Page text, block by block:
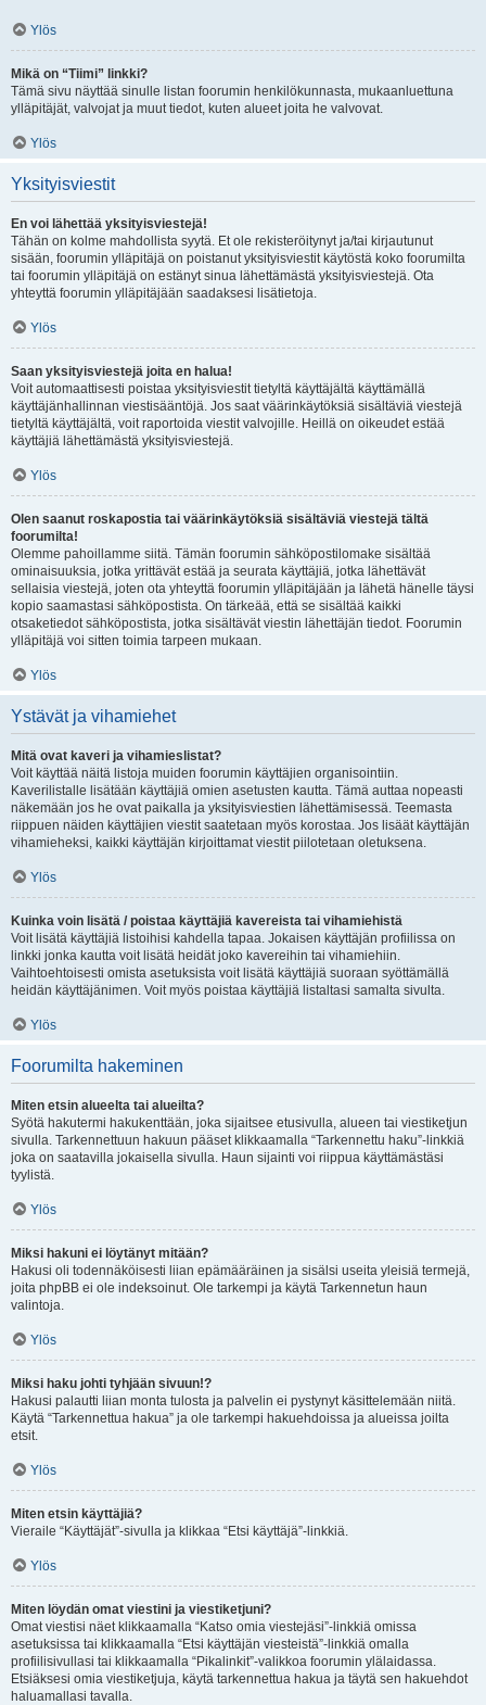
Ylös
Mikä on “Tiimi” linkki?
Tämä sivu näyttää sinulle listan foorumin henkilökunnasta, mukaanluettuna
ylläpitäjät, valvojat ja muut tiedot, kuten alueet joita he valvovat.
Ylös
Yksityisviestit
En voi lähettää yksityisviestejä!
Tähän on kolme mahdollista syytä. Et ole rekisteröitynyt ja/tai kirjautunut
sisään, foorumin ylläpitäjä on poistanut yksityisviestit käytöstä koko foorumilta
tai foorumin ylläpitäjä on estänyt sinua lähettämästä yksityisviestejä. Ota
yhteyttä foorumin ylläpitäjään saadaksesi lisätietoja.
Ylös
Saan yksityisviestejä joita en halua!
Voit automaattisesti poistaa yksityisviestit tietyltä käyttäjältä käyttämällä
käyttäjänhallinnan viestisääntöjä. Jos saat väärinkäytöksiä sisältäviä viestejä
tietyltä käyttäjältä, voit raportoida viestit valvojille. Heillä on oikeudet estää
käyttäjiä lähettämästä yksityisviestejä.
Ylös
Olen saanut roskapostia tai väärinkäytöksiä sisältäviä viestejä tältä
foorumilta!
Olemme pahoillamme siitä. Tämän foorumin sähköpostilomake sisältää
ominaisuuksia, jotka yrittävät estää ja seurata käyttäjiä, jotka lähettävät
sellaisia viestejä, joten ota yhteyttä foorumin ylläpitäjään ja lähetä hänelle täysi
kopio saamastasi sähköpostista. On tärkeää, että se sisältää kaikki
otsaketiedot sähköpostista, jotka sisältävät viestin lähettäjän tiedot. Foorumin
ylläpitäjä voi sitten toimia tarpeen mukaan.
Ylös
Ystävät ja vihamiehet
Mitä ovat kaveri ja vihamieslistat?
Voit käyttää näitä listoja muiden foorumin käyttäjien organisointiin.
Kaverilistalle lisätään käyttäjiä omien asetusten kautta. Tämä auttaa nopeasti
näkemään jos he ovat paikalla ja yksityisviestien lähettämisessä. Teemasta
riippuen näiden käyttäjien viestit saatetaan myös korostaa. Jos lisäät käyttäjän
vihamieheksi, kaikki käyttäjän kirjoittamat viestit piilotetaan oletuksena.
Ylös
Kuinka voin lisätä / poistaa käyttäjiä kavereista tai vihamiehistä
Voit lisätä käyttäjiä listoihisi kahdella tapaa. Jokaisen käyttäjän profiilissa on
linkki jonka kautta voit lisätä heidät joko kavereihin tai vihamiehiin.
Vaihtoehtoisesti omista asetuksista voit lisätä käyttäjiä suoraan syöttämällä
heidän käyttäjänimen. Voit myös poistaa käyttäjiä listaltasi samalta sivulta.
Ylös
Foorumilta hakeminen
Miten etsin alueelta tai alueilta?
Syötä hakutermi hakukenttään, joka sijaitsee etusivulla, alueen tai viestiketjun
sivulla. Tarkennettuun hakuun pääset klikkaamalla “Tarkennettu haku”-linkkiä
joka on saatavilla jokaisella sivulla. Haun sijainti voi riippua käyttämästäsi
tyylistä.
Ylös
Miksi hakuni ei löytänyt mitään?
Hakusi oli todennäköisesti liian epämääräinen ja sisälsi useita yleisiä termejä,
joita phpBB ei ole indeksoinut. Ole tarkempi ja käytä Tarkennetun haun
valintoja.
Ylös
Miksi haku johti tyhjään sivuun!?
Hakusi palautti liian monta tulosta ja palvelin ei pystynyt käsittelemään niitä.
Käytä “Tarkennettua hakua” ja ole tarkempi hakuehdoissa ja alueissa joilta
etsit.
Ylös
Miten etsin käyttäjiä?
Vieraile “Käyttäjät”-sivulla ja klikkaa “Etsi käyttäjä”-linkkiä.
Ylös
Miten löydän omat viestini ja viestiketjuni?
Omat viestisi näet klikkaamalla “Katso omia viestejäsi”-linkkiä omissa
asetuksissa tai klikkaamalla “Etsi käyttäjän viesteistä”-linkkiä omalla
profiilisivullasi tai klikkaamalla “Pikalinkit”-valikkoa foorumin ylälaidassa.
Etsiäksesi omia viestiketjuja, käytä tarkennettua hakua ja täytä sen hakuehdot
haluamallasi tavalla.